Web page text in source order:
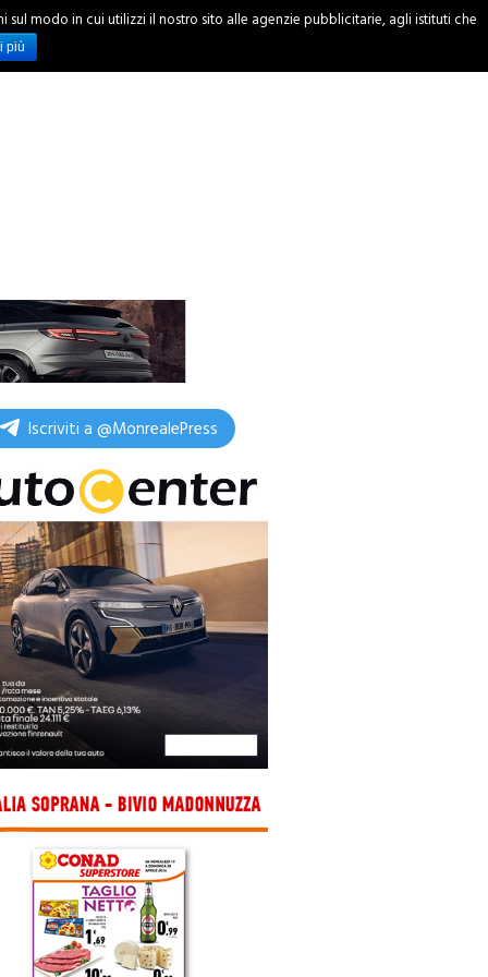
INCHIESTE
Iscriviti a @MonrealePress
modo in cui utilizzi il nostro sito alle agenzie pubblicitarie, agli istituti che
più